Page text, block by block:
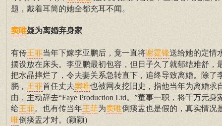
题，戴着耳筒的她全都充耳不闻。
窦唯疑为离婚弃身家
有传王菲当年下嫁李亚鹏后，竟一直将谢霆锋送给她的定情
摆设放在床头。李亚鹏最初包容，但日子久了就郁结难舒，
把水晶摔烂了，令夫妻关系急转直下，追终导致离婚。除了
鹏， 王菲首任丈夫窦唯也被网友挖旧史，指他当年为离婚求
由，主动辞去“Faye Production Ltd。”董事一职，将千万元身
给王菲。也有传当年王菲为窦唯倒痰盂也是假的，真实情况
唯倒痰盂才对。(颖颖)